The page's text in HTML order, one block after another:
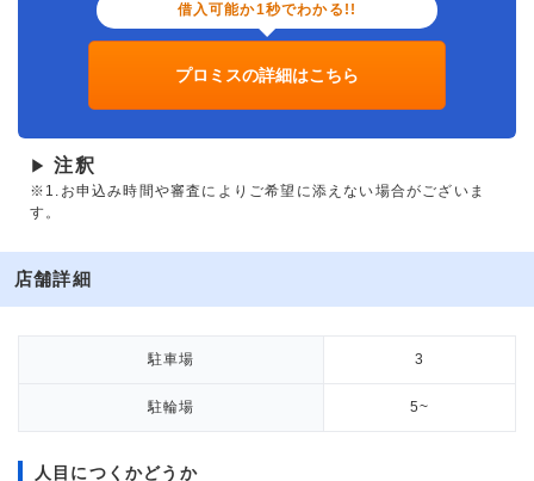
借入可能か1秒でわかる!!
プロミスの詳細はこちら
▶ 注釈
※1.お申込み時間や審査によりご希望に添えない場合がございま
す。
店舗詳細
駐車場 3
駐輪場 5~
人目につくかどうか